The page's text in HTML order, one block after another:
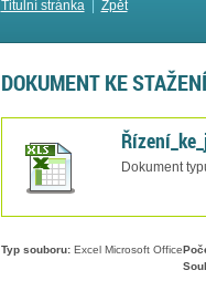
Titulní stránka| Zpět
DOKUMENT KE STAŽENÍ
Dokument
Typ souboru:Excel Microsoft Office